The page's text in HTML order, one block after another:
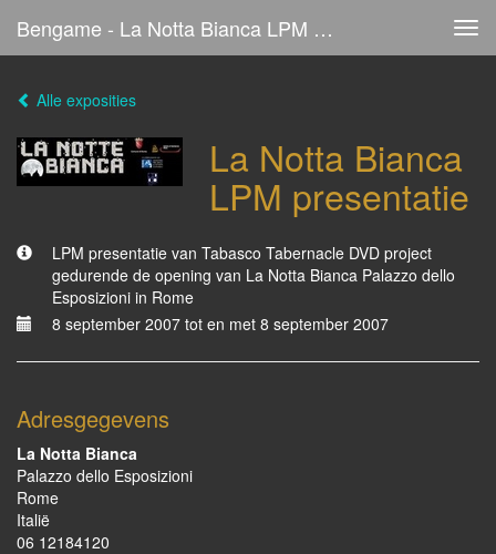
Bengame - La Notta Bianca LPM Presentatie
Alle exposities
La Notta Bianca
LPM presentatie
LPM presentatie van Tabasco Tabernacle DVD project
gedurende de opening van La Notta Bianca Palazzo dello
Esposizioni in Rome
8 september 2007 tot en met 8 september 2007
Adresgegevens
La Notta Bianca
Palazzo dello Esposizioni
Rome
Italië
06 12184120